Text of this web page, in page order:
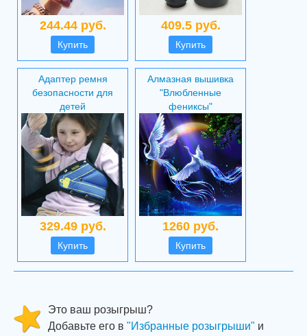
244.44 руб.
Купить
409.5 руб.
Купить
Адаптер ремня
безопасности для
детей
329.49 руб.
Купить
Алмазная вышивка
"Влюбленные
фениксы"
1260 руб.
Купить
Это ваш розыгрыш?
Добавьте его в "Избранные розыгрыши" и